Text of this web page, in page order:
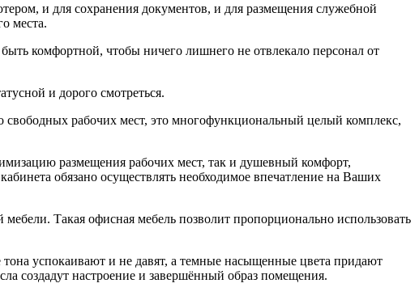
и для сохранения документов, и для размещения служебной
места.
комфортной, чтобы ничего лишнего не отвлекало персонал от
и дорого смотреться.
рабочих мест, это многофункциональный целый комплекс,
размещения рабочих мест, так и душевный комфорт,
обязано осуществлять необходимое впечатление на Ваших
Такая офисная мебель позволит пропорционально использовать
успокаивают и не давят, а темные насыщенные цвета придают
создадут настроение и завершённый образ помещения.